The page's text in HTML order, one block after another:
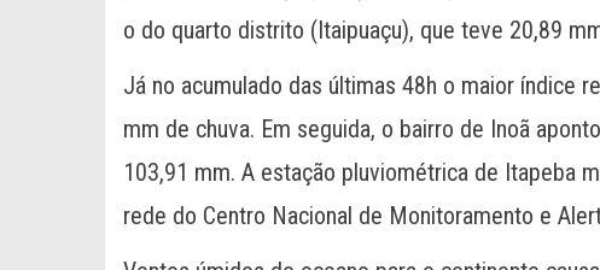
o do quarto distrito (Itaipuaçu), que teve 20,89
Já no acumulado das últimas 48h o maior índice
mm de chuva. Em seguida, o bairro de Inoã
103,91 mm. A estação pluviométrica de Itapeba
rede do Centro Nacional de Monitoramento e